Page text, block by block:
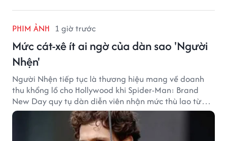
PHIM ẢNH 1 giờ trước
Mức cát-xê ít ai ngờ của dàn sao 'Người
Nhện'
Người Nhện tiếp tục là thương hiệu mang về doanh
thu khổng lồ cho Hollywood khi Spider-Man: Brand
New Day quy tụ dàn diễn viên nhận mức thù lao từ
hàng chục đến hàng trăm tỷ đồng. Thành công phòng
vé của bộ phim cũng giúp nhiều ngôi sao sở hữu khoản
thu nhập đáng mơ ước.